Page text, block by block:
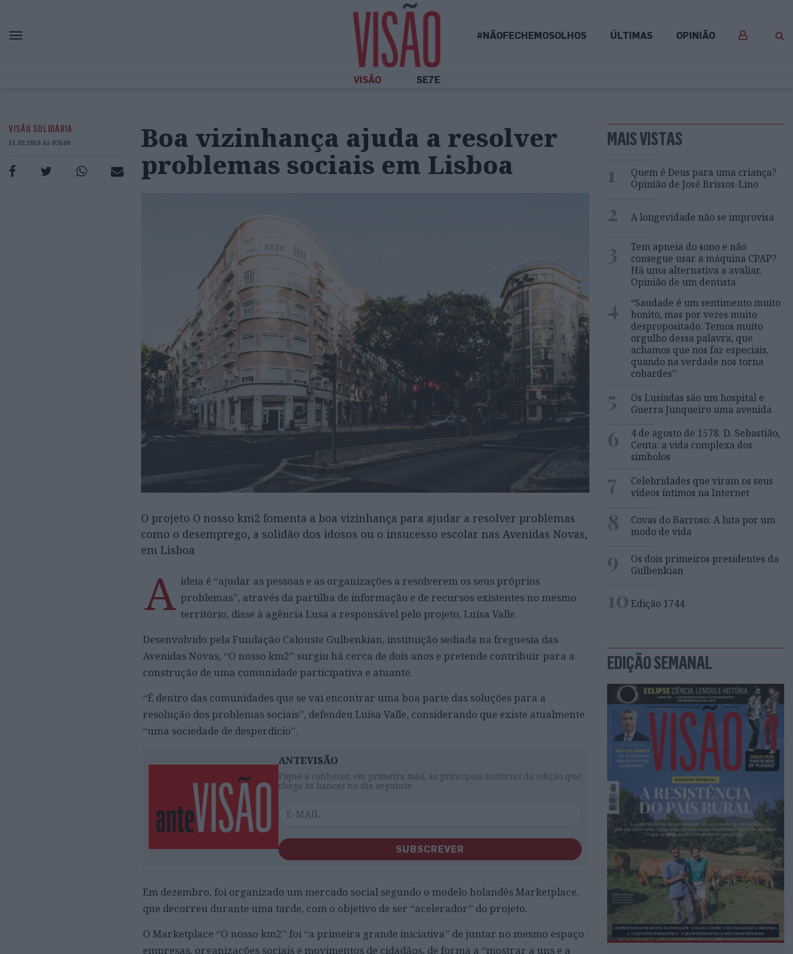
#NÃOFECHEMOSOLHOS ÚLTIMAS OPINIÃO
VISÃO SE7E
VISÃO SOLIDÁRIA
11.02.2016 às 07h00
Boa vizinhança ajuda a resolver
problemas sociais em Lisboa
O projeto O nosso km2 fomenta a boa vizinhança para ajudar a resolver problemas
como o desemprego, a solidão dos idosos ou o insucesso escolar nas Avenidas Novas,
em Lisboa
A ideia é “ajudar as pessoas e as organizações a resolverem os seus próprios
problemas”, através da partilha de informação e de recursos existentes no mesmo
território, disse à agência Lusa a responsável pelo projeto, Luísa Valle.
Desenvolvido pela Fundação Calouste Gulbenkian, instituição sediada na freguesia das
Avenidas Novas, “O nosso km2” surgiu há cerca de dois anos e pretende contribuir para a
construção de uma comunidade participativa e atuante.
“É dentro das comunidades que se vai encontrar uma boa parte das soluções para a
resolução dos problemas sociais”, defendeu Luísa Valle, considerando que existe atualmente
“uma sociedade de desperdício”.
ANTEVISÃO
Fique a conhecer, em primeira mão, as principais histórias da edição que
chega às bancas no dia seguinte
SUBSCREVER
Em dezembro, foi organizado um mercado social segundo o modelo holandês Marketplace,
que decorreu durante uma tarde, com o objetivo de ser “acelerador” do projeto.
O Marketplace “O nosso km2” foi “a primeira grande iniciativa” de juntar no mesmo espaço
empresas, organizações sociais e movimentos de cidadãos, de forma a “mostrar a uns e a
MAIS VISTAS
1
Quem é Deus para uma criança?
Opinião de José Brissos-Lino
2 A longevidade não se improvisa
3
Tem apneia do sono e não
consegue usar a máquina CPAP?
Há uma alternativa a avaliar.
Opinião de um dentista
4
“Saudade é um sentimento muito
bonito, mas por vezes muito
despropositado. Temos muito
orgulho dessa palavra, que
achamos que nos faz especiais,
quando na verdade nos torna
cobardes’’
5
Os Lusíadas são um hospital e
Guerra Junqueiro uma avenida
6
4 de agosto de 1578. D. Sebastião,
Ceuta: a vida complexa dos
símbolos
7
Celebridades que viram os seus
vídeos íntimos na Internet
8
Covas do Barroso: A luta por um
modo de vida
9
Os dois primeiros presidentes da
Gulbenkian
10Edição 1744
EDIÇÃO SEMANAL